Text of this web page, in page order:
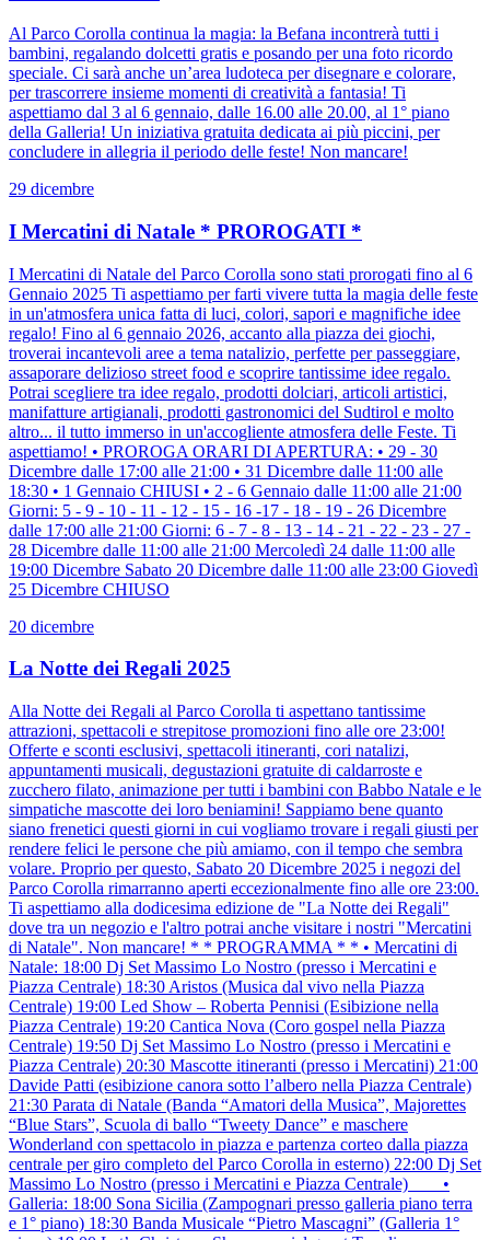
Al Parco Corolla continua la magia: la Befana incontrerà tutti i
bambini, regalando dolcetti gratis e posando per una foto ricordo
speciale. Ci sarà anche un’area ludoteca per disegnare e colorare,
per trascorrere insieme momenti di creatività a fantasia! Ti
aspettiamo dal 3 al 6 gennaio, dalle 16.00 alle 20.00, al 1° piano
della Galleria! Un iniziativa gratuita dedicata ai più piccini, per
concludere in allegria il periodo delle feste! Non mancare!
29 dicembre
I Mercatini di Natale * PROROGATI *
I Mercatini di Natale del Parco Corolla sono stati prorogati fino al 6
Gennaio 2025 Ti aspettiamo per farti vivere tutta la magia delle feste
in un'atmosfera unica fatta di luci, colori, sapori e magnifiche idee
regalo! Fino al 6 gennaio 2026, accanto alla piazza dei giochi,
troverai incantevoli aree a tema natalizio, perfette per passeggiare,
assaporare delizioso street food e scoprire tantissime idee regalo.
Potrai scegliere tra idee regalo, prodotti dolciari, articoli artistici,
manifatture artigianali, prodotti gastronomici del Sudtirol e molto
altro... il tutto immerso in un'accogliente atmosfera delle Feste. Ti
aspettiamo! • PROROGA ORARI DI APERTURA: • 29 - 30
Dicembre dalle 17:00 alle 21:00 • 31 Dicembre dalle 11:00 alle
18:30 • 1 Gennaio CHIUSI • 2 - 6 Gennaio dalle 11:00 alle 21:00
Giorni: 5 - 9 - 10 - 11 - 12 - 15 - 16 -17 - 18 - 19 - 26 Dicembre
dalle 17:00 alle 21:00 Giorni: 6 - 7 - 8 - 13 - 14 - 21 - 22 - 23 - 27 -
28 Dicembre dalle 11:00 alle 21:00 Mercoledì 24 dalle 11:00 alle
19:00 Dicembre Sabato 20 Dicembre dalle 11:00 alle 23:00 Giovedì
25 Dicembre CHIUSO
20 dicembre
La Notte dei Regali 2025
Alla Notte dei Regali al Parco Corolla ti aspettano tantissime
attrazioni, spettacoli e strepitose promozioni fino alle ore 23:00!
Offerte e sconti esclusivi, spettacoli itineranti, cori natalizi,
appuntamenti musicali, degustazioni gratuite di caldarroste e
zucchero filato, animazione per tutti i bambini con Babbo Natale e le
simpatiche mascotte dei loro beniamini! Sappiamo bene quanto
siano frenetici questi giorni in cui vogliamo trovare i regali giusti per
rendere felici le persone che più amiamo, con il tempo che sembra
volare. Proprio per questo, Sabato 20 Dicembre 2025 i negozi del
Parco Corolla rimarranno aperti eccezionalmente fino alle ore 23:00.
Ti aspettiamo alla dodicesima edizione de "La Notte dei Regali"
dove tra un negozio e l'altro potrai anche visitare i nostri "Mercatini
di Natale". Non mancare! * * PROGRAMMA * * • Mercatini di
Natale: 18:00 Dj Set Massimo Lo Nostro (presso i Mercatini e
Piazza Centrale) 18:30 Aristos (Musica dal vivo nella Piazza
Centrale) 19:00 Led Show – Roberta Pennisi (Esibizione nella
Piazza Centrale) 19:20 Cantica Nova (Coro gospel nella Piazza
Centrale) 19:50 Dj Set Massimo Lo Nostro (presso i Mercatini e
Piazza Centrale) 20:30 Mascotte itineranti (presso i Mercatini) 21:00
Davide Patti (esibizione canora sotto l’albero nella Piazza Centrale)
21:30 Parata di Natale (Banda “Amatori della Musica”, Majorettes
“Blue Stars”, Scuola di ballo “Tweety Dance” e maschere
Wonderland con spettacolo in piazza e partenza corteo dalla piazza
centrale per giro completo del Parco Corolla in esterno) 22:00 Dj Set
Massimo Lo Nostro (presso i Mercatini e Piazza Centrale) ___ •
Galleria: 18:00 Sona Sicilia (Zampognari presso galleria piano terra
e 1° piano) 18:30 Banda Musicale “Pietro Mascagni” (Galleria 1°